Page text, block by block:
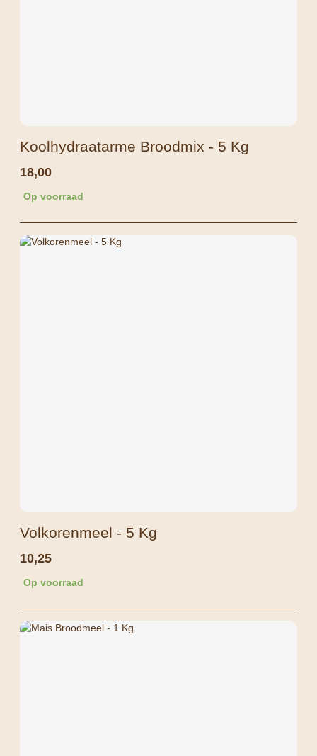
Koolhydraatarme Broodmix - 5 Kg
18,00
Op voorraad
Volkorenmeel - 5 Kg
10,25
Op voorraad